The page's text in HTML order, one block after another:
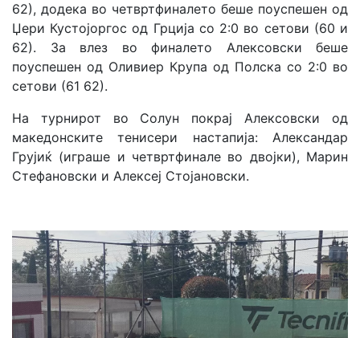
62), додека во четвртфиналето беше поуспешен од
Џери Кустојоргос од Грција со 2:0 во сетови (60 и
62). За влез во финалето Алексовски беше
поуспешен од Оливиер Крупа од Полска со 2:0 во
сетови (61 62).
На турнирот во Солун покрај Алексовски од
македонските тенисери настапија: Александар
Грујиќ (играше и четвртфинале во двојки), Марин
Стефановски и Алексеј Стојановски.